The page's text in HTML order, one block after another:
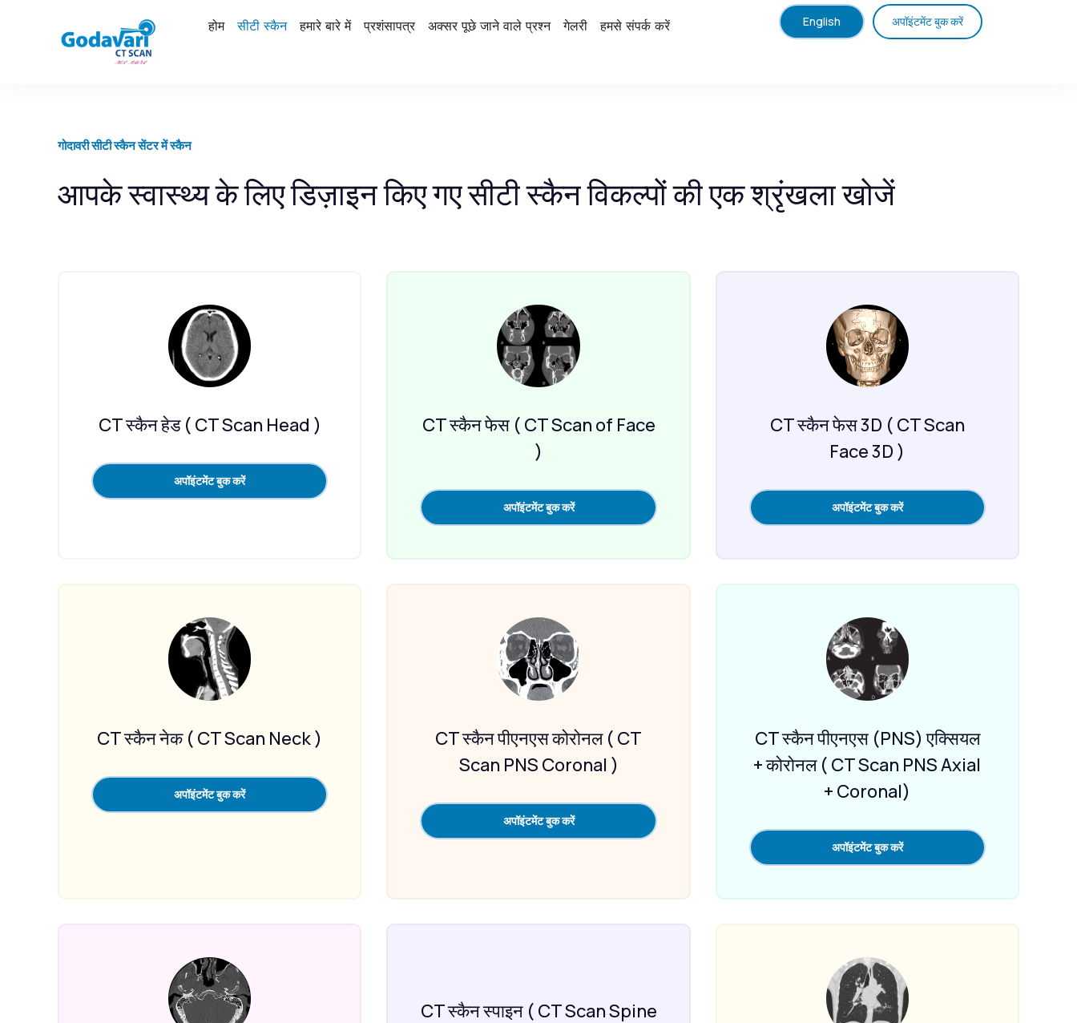
होम सीटी स्कैन हमारे बारे में प्रशंसापत्र अक्सर पूछे जाने वाले प्रश्न गेलरी हमसे संपर्क करें English अपॉइंटमेंट बुक करें
गोदावरी सीटी स्कैन सेंटर में स्कैन
आपके स्वास्थ्य के लिए डिज़ाइन किए गए सीटी स्कैन विकल्पों की एक श्रृंखला खोजें
CT स्कैन हेड ( CT Scan Head )
अपॉइंटमेंट बुक करें
CT स्कैन फेस ( CT Scan of Face
)
अपॉइंटमेंट बुक करें
CT स्कैन फेस 3D ( CT Scan
Face 3D )
अपॉइंटमेंट बुक करें
CT स्कैन नेक ( CT Scan Neck )
अपॉइंटमेंट बुक करें
CT स्कैन पीएनएस कोरोनल ( CT
Scan PNS Coronal )
अपॉइंटमेंट बुक करें
CT स्कैन पीएनएस (PNS) एक्सियल
+ कोरोनल ( CT Scan PNS Axial
+ Coronal)
अपॉइंटमेंट बुक करें
CT स्कैन स्पाइन ( CT Scan Spine